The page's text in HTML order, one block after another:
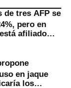
de tres AFP se
pero en
afiliado
en jaque
los